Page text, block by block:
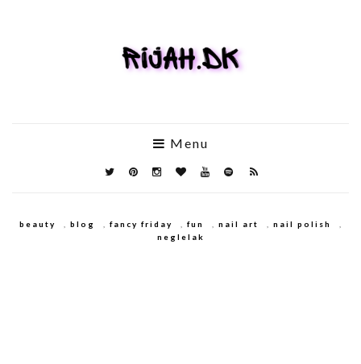
Menu
beauty , blog , fancy friday , fun , nail art , nail polish
,
neglelak